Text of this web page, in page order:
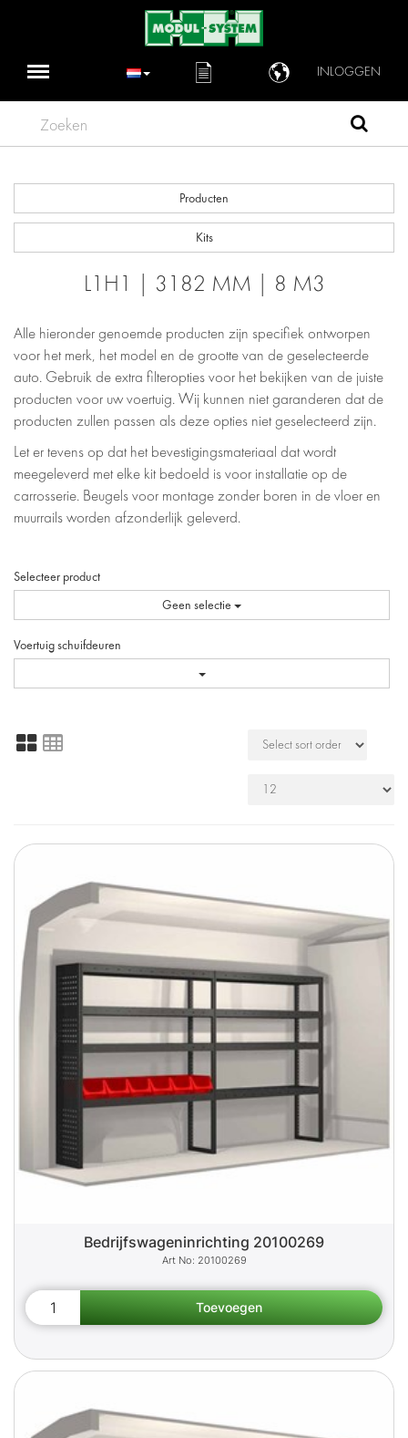
INLOGGEN
Zoeken
Producten
Kits
L1H1 | 3182 MM | 8 M3
Alle hieronder genoemde producten zijn specifiek ontworpen
voor het merk, het model en de grootte van de geselecteerde
auto. Gebruik de extra filteropties voor het bekijken van de juiste
producten voor uw voertuig. Wij kunnen niet garanderen dat de
producten zullen passen als deze opties niet geselecteerd zijn.
Let er tevens op dat het bevestigingsmateriaal dat wordt
meegeleverd met elke kit bedoeld is voor installatie op de
carrosserie. Beugels voor montage zonder boren in de vloer en
muurrails worden afzonderlijk geleverd.
Selecteer product
Geen selectie
Voertuig schuifdeuren
Bedrijfswageninrichting 20100269
20100269